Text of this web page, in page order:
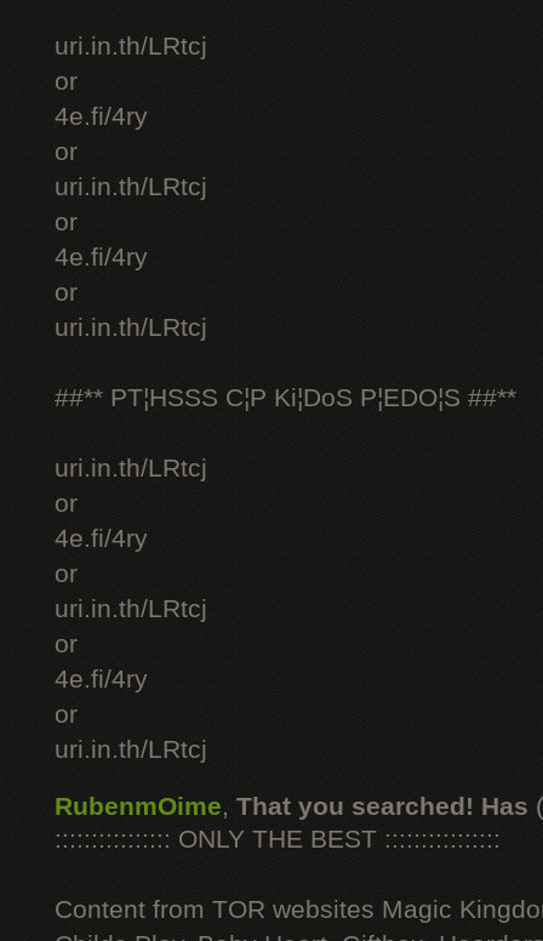
uri.in.th/LRtcj
or
4e.fi/4ry
or
uri.in.th/LRtcj
or
4e.fi/4ry
or
uri.in.th/LRtcj
##** PT¦HSSS C¦P Ki¦DoS P¦EDO¦S ##**
uri.in.th/LRtcj
or
4e.fi/4ry
or
uri.in.th/LRtcj
or
4e.fi/4ry
or
uri.in.th/LRtcj
RubenmOime, That you searched! Has
:::::::::::::::: ONLY THE BEST ::::::::::::::::
Content from TOR websites Magic